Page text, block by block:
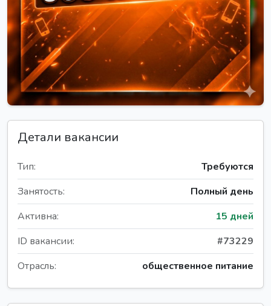
Детали вакансии
Тип:
Требуются
Занятость:
Полный день
Активна:
15 дней
ID вакансии:
#73229
Отрасль:
общественное питание